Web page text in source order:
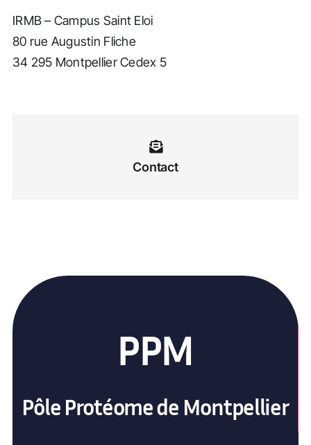
IRMB – Campus Saint Eloi
80 rue Augustin Fliche
34 295 Montpellier Cedex 5
Contact
PPM
Pôle Protéome de Montpellier